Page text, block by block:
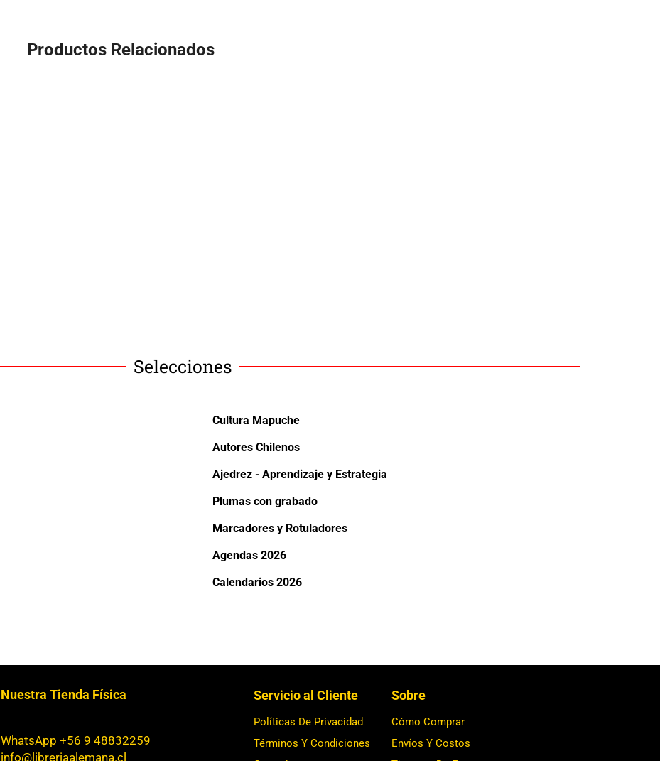
Productos Relacionados
Selecciones
Cultura Mapuche
Autores Chilenos
Ajedrez - Aprendizaje y Estrategia
Plumas con grabado
Marcadores y Rotuladores
Agendas 2026
Calendarios 2026
Nuestra Tienda Física
WhatsApp +56 9 48832259
info@libreriaalemana.cl
Servicio al Cliente
Políticas De Privacidad
Términos Y Condiciones
Sobre
Cómo Comprar
Envíos Y Costos